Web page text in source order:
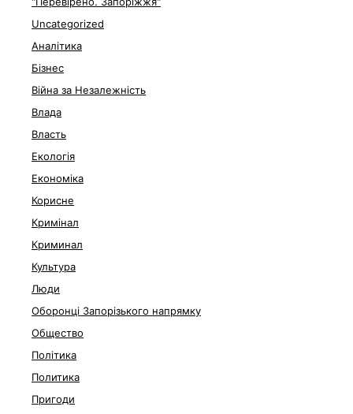
Uncategorized
Аналітика
Бізнес
Війна за Незалежність
Влада
Власть
Екологія
Економіка
Корисне
Кримінал
Криминал
Культура
Люди
Оборонці Запорізького напрямку
Общество
Політика
Политика
Пригоди